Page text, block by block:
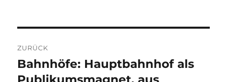
ZURÜCK
Vorheriger
Beitrag:
Bahnhöfe: Hauptbahnhof als